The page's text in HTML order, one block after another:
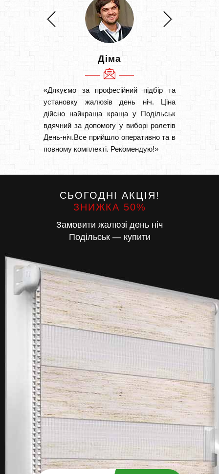
Діма
«Дякуємо за професійний підбір та
установку жалюзів день ніч. Ціна
дійсно найкраща краща у Подільськ
вдячний за допомогу у виборі ролетів
День-ніч.Все прийшло оперативно та в
повному комплекті. Рекомендую!»
СЬОГОДНІ АКЦІЯ!
ЗНИЖКА 50%
Замовити жалюзі день ніч
Подільськ — купити